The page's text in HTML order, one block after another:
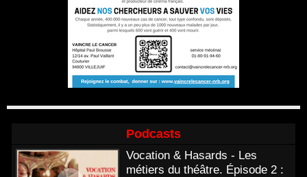
Podcasts
Vocation & Hasards - Les
métiers du théâtre. Épisode 2 :